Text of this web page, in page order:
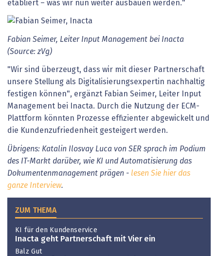
etabliert – was wir nun weiter ausbauen werden."
Fabian Seimer, Leiter Input Management bei Inacta
(Source: zVg)
"Wir sind überzeugt, dass wir mit dieser Partnerschaft
unsere Stellung als Digitalisierungsexpertin nachhaltig
festigen können", ergänzt Fabian Seimer, Leiter Input
Management bei Inacta. Durch die Nutzung der ECM-
Plattform könnten Prozesse effizienter abgewickelt und
die Kundenzufriedenheit gesteigert werden.
Übrigens: Katalin Ilosvay Luca von SER sprach im Podium
des IT-Markt darüber, wie KI und Automatisierung das
Dokumentenmanagement prägen - lesen Sie hier das
ganze Interview.
ZUM THEMA
KI für den Kundenservice
Inacta geht Partnerschaft mit Vier ein
Balz Gut